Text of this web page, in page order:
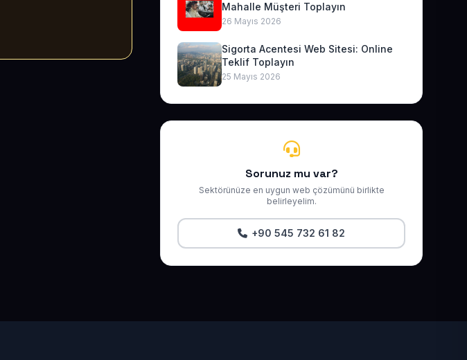
Mahalle Müşteri Toplayın
26 Mayıs 2026
Sigorta Acentesi Web Sitesi: Online
Teklif Toplayın
25 Mayıs 2026
Sorunuz mu var?
Sektörünüze en uygun web çözümünü birlikte
belirleyelim.
+90 545 732 61 82